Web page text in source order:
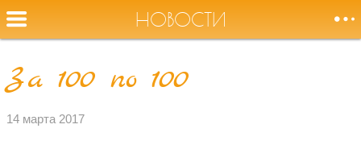
НОВОСТИ
За 100 по 100
14 марта 2017